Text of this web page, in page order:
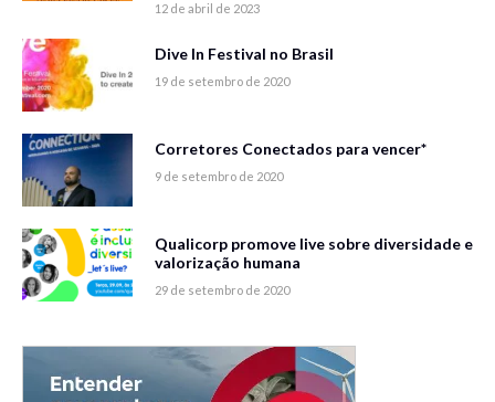
12 de abril de 2023
Dive In Festival no Brasil
19 de setembro de 2020
Corretores Conectados para vencer*
9 de setembro de 2020
Qualicorp promove live sobre diversidade e
valorização humana
29 de setembro de 2020